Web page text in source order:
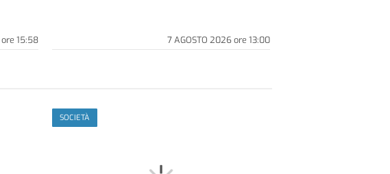
ore 15:58 7 AGOSTO 2026ore 13:00
SOCIETÀ